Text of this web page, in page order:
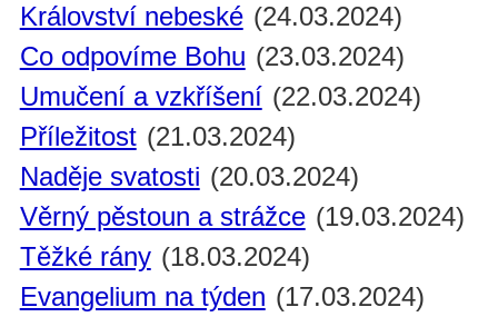
Království nebeské (24.03.2024)
Co odpovíme Bohu (23.03.2024)
Umučení a vzkříšení (22.03.2024)
Příležitost (21.03.2024)
Naděje svatosti (20.03.2024)
Věrný pěstoun a strážce (19.03.2024)
Těžké rány (18.03.2024)
Evangelium na týden (17.03.2024)